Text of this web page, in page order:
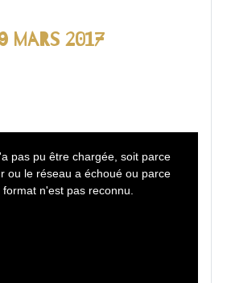
mars 2017
pas pu être chargée, soit parce
ou le réseau a échoué ou parce
n'est pas reconnu.